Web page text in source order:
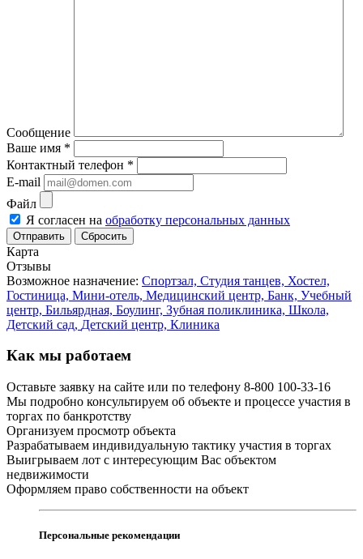
Сообщение
Ваше имя *
Контактный телефон *
E-mail
Файл
Я согласен на обработку персональных данных
Сбросить
Карта
Отзывы
Возможное назначение: Спортзал, Студия танцев, Хостел,
Гостиница, Мини-отель, Медицинский центр, Банк, Учебный
центр, Бильярдная, Боулинг, Зубная поликлиника, Школа,
Детский сад, Детский центр, Клиника
Как мы работаем
Оставьте заявку на сайте или по телефону 8-800 100-33-16
Мы подробно консультируем об объекте и процессе участия в
торгах по банкротству
Организуем просмотр объекта
Разрабатываем индивидуальную тактику участия в торгах
Выигрываем лот с интересующим Вас объектом
недвижимости
Оформляем право собственности на объект
Персональные рекомендации